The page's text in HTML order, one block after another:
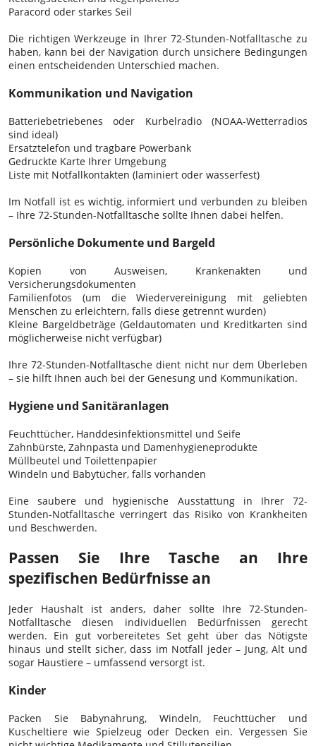
Paracord oder starkes Seil
Die richtigen Werkzeuge in Ihrer 72-Stunden-Notfalltasche zu
haben, kann bei der Navigation durch unsichere Bedingungen
einen entscheidenden Unterschied machen.
Kommunikation und Navigation
Batteriebetriebenes oder Kurbelradio (NOAA-Wetterradios
sind ideal)
Ersatztelefon und tragbare Powerbank
Gedruckte Karte Ihrer Umgebung
Liste mit Notfallkontakten (laminiert oder wasserfest)
Im Notfall ist es wichtig, informiert und verbunden zu bleiben
– Ihre 72-Stunden-Notfalltasche sollte Ihnen dabei helfen.
Persönliche Dokumente und Bargeld
Kopien von Ausweisen, Krankenakten und
Versicherungsdokumenten
Familienfotos (um die Wiedervereinigung mit geliebten
Menschen zu erleichtern, falls diese getrennt wurden)
Kleine Bargeldbeträge (Geldautomaten und Kreditkarten sind
möglicherweise nicht verfügbar)
Ihre 72-Stunden-Notfalltasche dient nicht nur dem Überleben
– sie hilft Ihnen auch bei der Genesung und Kommunikation.
Hygiene und Sanitäranlagen
Feuchttücher, Handdesinfektionsmittel und Seife
Zahnbürste, Zahnpasta und Damenhygieneprodukte
Müllbeutel und Toilettenpapier
Windeln und Babytücher, falls vorhanden
Eine saubere und hygienische Ausstattung in Ihrer 72-
Stunden-Notfalltasche verringert das Risiko von Krankheiten
und Beschwerden.
Passen Sie Ihre Tasche an Ihre
spezifischen Bedürfnisse an
Jeder Haushalt ist anders, daher sollte Ihre 72-Stunden-
Notfalltasche diesen individuellen Bedürfnissen gerecht
werden. Ein gut vorbereitetes Set geht über das Nötigste
hinaus und stellt sicher, dass im Notfall jeder – Jung, Alt und
sogar Haustiere – umfassend versorgt ist.
Kinder
Packen Sie Babynahrung, Windeln, Feuchttücher und
Kuscheltiere wie Spielzeug oder Decken ein. Vergessen Sie